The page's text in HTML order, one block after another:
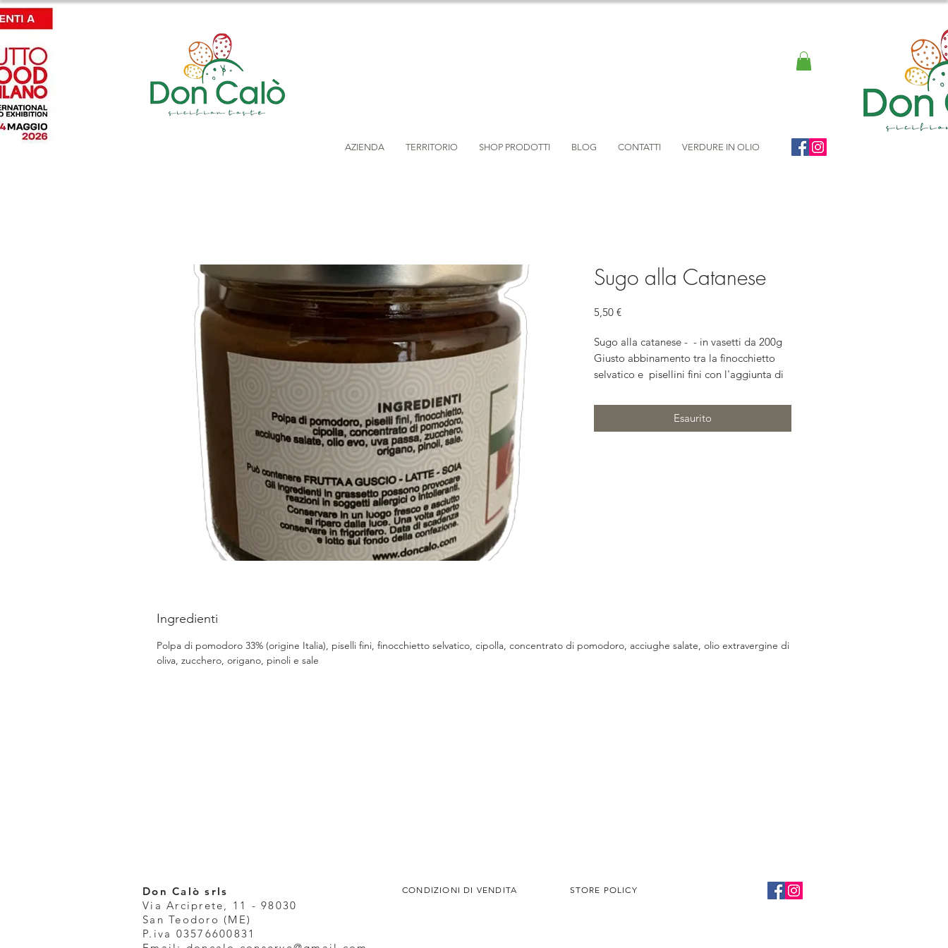
AZIENDA TERRITORIO SHOP PRODOTTI BLOG CONTATTI VERDURE IN OLIO
Sugo alla Catanese
5,50 €Prezzo
Sugo alla catanese - - in vasetti da 200g
Giusto abbinamento tra la finocchietto
selvatico e pisellini fini con l'aggiunta di
extravergine di oliva. Pronto per la vostra
Esaurito
Ingredienti
Polpa di pomodoro 33% (origine Italia), piselli fini, finocchietto selvatico, cipolla, concentrato di pomodoro, acciughe salate, olio extravergine di
oliva, zucchero, origano, pinoli e sale
Don Calò srls
Via Arciprete, 11 - 98030
San Teodoro (ME)
P.iva 03576600831
CONDIZIONI DI VENDITA STORE POLICY